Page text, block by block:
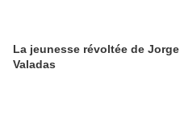
La jeunesse révoltée de Jorge
Valadas